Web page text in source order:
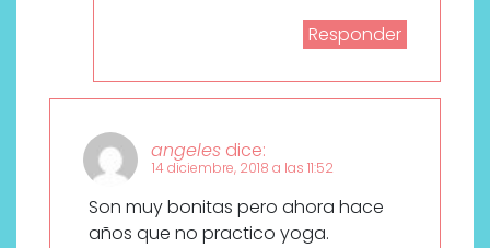
Responder
angeles dice:
14 diciembre, 2018 a las 11:52
Son muy bonitas pero ahora hace
años que no practico yoga.